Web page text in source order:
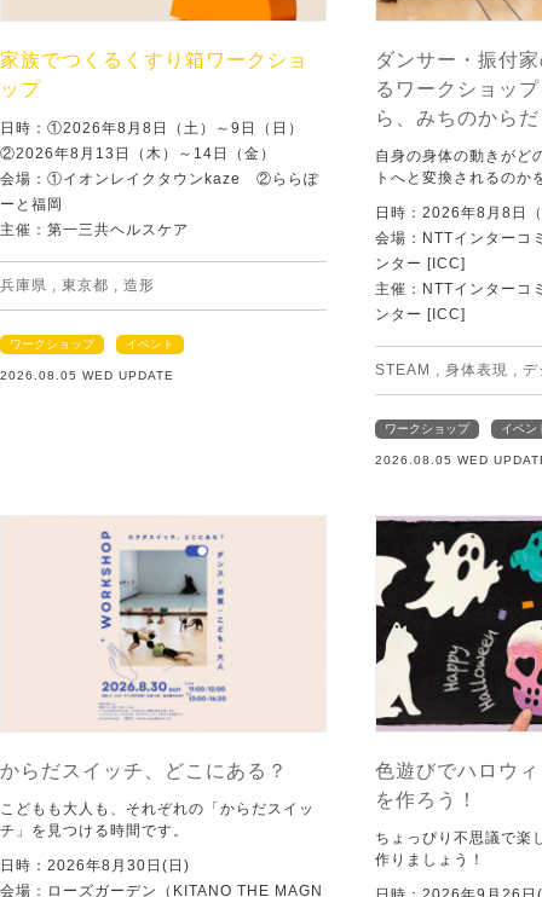
家族でつくるくすり箱ワークショ
ップ
日時：①2026年8月8日（土）～9日（日）
②2026年8月13日（木）～14日（金）
会場：①イオンレイクタウンkaze ②ららぽ
ーと福岡
主催：第一三共ヘルスケア
兵庫県 東京都 造形
ワークショップ イベント
2026.08.05 WED UPDATE
ダンサー・振付
るワークショッ
ら、みちのから
自身の身体の動きがど
トへと変換されるのか
日時：2026年8月8日
会場：NTTインターコ
ンター [ICC]
主催：NTTインターコ
ンター [ICC]
STEAM 身体表現 デ
ワークショップ イベン
2026.08.05 WED
からだスイッチ、どこにある？
こどもも大人も、それぞれの「からだスイッ
チ」を見つける時間です。
日時：2026年8月30日(日)
会場：ローズガーデン（KITANO THE MAGN
色遊びでハロウ
を作ろう！
ちょっぴり不思議で楽
作りましょう！